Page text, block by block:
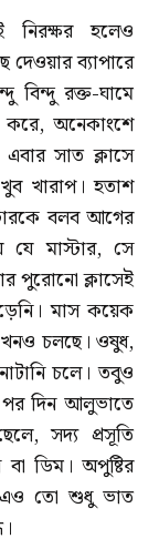
নিরক্ষর হলেও
দেওয়ার ব্যাপারে
বিন্দু রক্ত-ঘামে
করে, অনেকাংশে
সাত ক্লাসে
খারাপ। হতাশ
বলব আগের
যে মাস্টার, সে
পুরোনো ক্লাসেই
মাস কয়েক
চলছে। ওষুধ,
চলে। তবুও
দিন আলুভাতে
সদ্য প্রসূতি
ডিম। অপুষ্টির
এও তো শুধু ভাত